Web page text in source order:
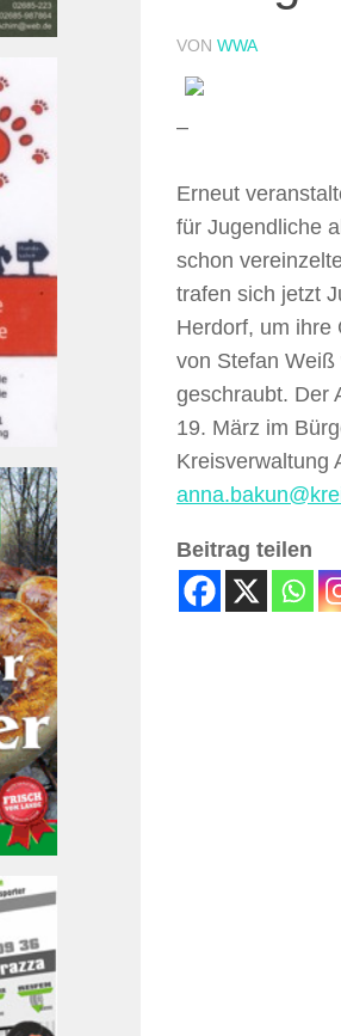
VON WWA
–
Erneut
für Jugendliche
schon
trafen sich jetzt
Herdorf, um ihre
von Stefan
geschraubt. Der
19. März im
Kreisverwaltung
Beitrag teilen